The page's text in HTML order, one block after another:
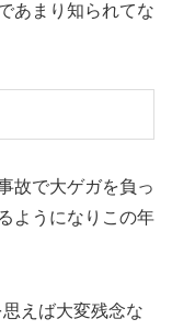
あまり知られてな
故で大ゲガを負っ
ようになりこの年
えば大変残念な